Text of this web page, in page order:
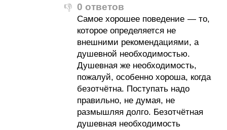
👎 0 ответов
Самое хорошее поведение — то,
которое определяется не
внешними рекомендациями, а
душевной необходимостью.
Душевная же необходимость,
пожалуй, особенно хороша, когда
безотчётна. Поступать надо
правильно, не думая, не
размышляя долго. Безотчётная
душевная необходимость